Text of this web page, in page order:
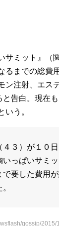
サミット』（
るまでの総費
ン注射、エス
と告白。現在
いう。
４３）が１０
っぱいサミッ
要した費用
gossip/